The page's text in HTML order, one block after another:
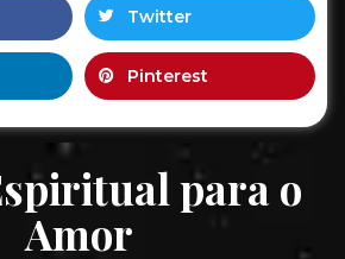
Twitter
Pinterest
para o
Amor